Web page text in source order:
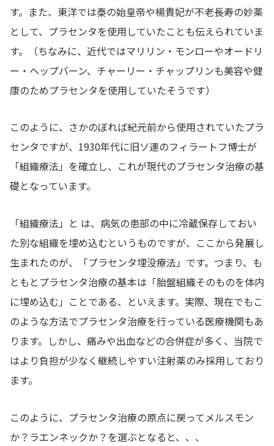
す。また、東洋では秦の始皇帝や楊貴妃が不老長寿の妙薬
として、プラセンタを使用していたことも伝えられていま
す。（ちなみに、近代ではマリリン・モンローやオードリ
ー・ヘップバーン、チャーリー・チャップリンも美容や健
康のためプラセンタを使用していたそうです）
このように、さかのぼれば紀元前から使用されていたプラ
センタですが、1930年代に旧ソ連のフィラートフ博士が
「組織療法」を確立し、これが現代のプラセンタ治療の基
礎となっています。
「組織療法」と は、病気の患部の中に冷蔵保存しておい
た別な組織を埋め込むというものですが、ここから発展し
生まれたのが、「プラセンタ埋没療法」です。つまり、も
ともとプラセンタ治療の基本は「胎盤組織そのものを体内
に埋め込む」ことである、といえます。実際、現在でもこ
のような方法でプラセンタ治療を行っている医療機関もあ
ります。しかし、痛みや出血などの合併症が多く、当院で
はより負担が少なく継続しやすい注射薬のみ採用しており
ます。
このように、プラセンタ治療の原点に戻ってメルスモン
か？ラエンネックか？を選ぶとなると、、、